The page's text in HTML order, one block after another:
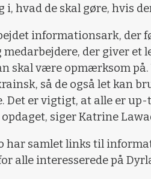
i, hvad de skal gøre, hvis
informationsark, der
der giver et
skal være opmærksom
så de også let kan
Det er vigtigt, at alle er
siger Katrine
har samlet links til
alle interesserede på